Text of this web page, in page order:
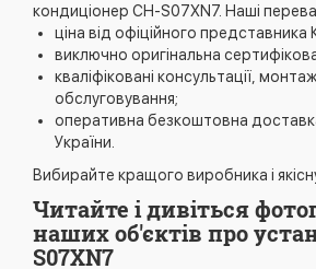
кондиціонер CH-S07XN7. Наші
ціна від офіційного представника
виключно оригінальна
кваліфіковані консультації,
обслуговування;
оперативна безкоштовна
України.
Вибирайте кращого виробника і
Читайте і дивіться
наших об'єктів про
S07XN7